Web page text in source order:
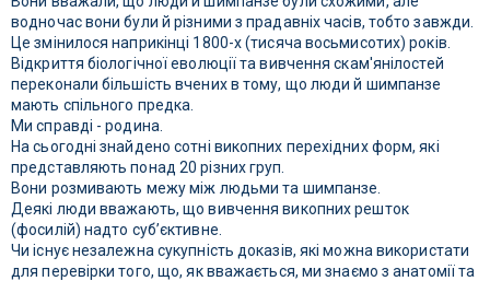
водночас вони були й різними з прадавніх часів, тобто завжди.
Це змінилося наприкінці 1800-х (тисяча восьмисотих) років.
Відкриття біологічної еволюції та вивчення скам'янілостей
переконали більшість вчених в тому, що люди й шимпанзе
мають спільного предка.
Ми справді - родина.
На сьогодні знайдено сотні викопних перехідних форм, які
представляють понад 20 різних груп.
Вони розмивають межу між людьми та шимпанзе.
Деякі люди вважають, що вивчення викопних решток
(фосилій) надто суб’єктивне.
Чи існує незалежна сукупність доказів, які можна використати
для перевірки того, що, як вважається, ми знаємо з анатомії та